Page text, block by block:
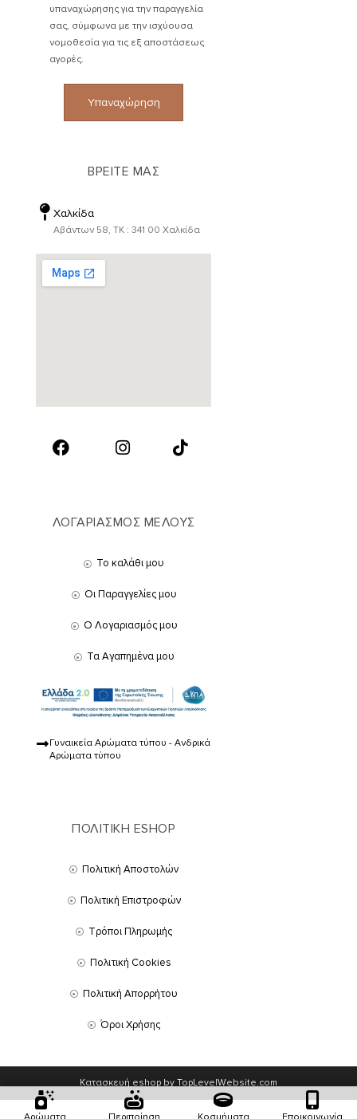
υπαναχώρησης για την παραγγελία
σας, σύμφωνα με την ισχύουσα
νομοθεσία για τις εξ αποστάσεως
αγορές.
Υπαναχώρηση
ΒΡΕΙΤΕ ΜΑΣ
Χαλκίδα
Αβάντων 58, ΤΚ : 341 00 Χαλκίδα
ΛΟΓΑΡΙΑΣΜΟΣ ΜΕΛΟΥΣ
Το καλάθι μου
Οι Παραγγελίες μου
Ο Λογαριασμός μου
Τα Αγαπημένα μου
Γυναικεία Αρώματα τύπου - Ανδρικά
Αρώματα τύπου
ΠΟΛΙΤΙΚΗ ESHOP
Πολιτική Αποστολών
Πολιτική Επιστροφών
Τρόποι Πληρωμής
Πολιτική Cookies
Πολιτική Απορρήτου
Όροι Χρήσης
Κατασκευή eshop by TopLevelWebsite.com